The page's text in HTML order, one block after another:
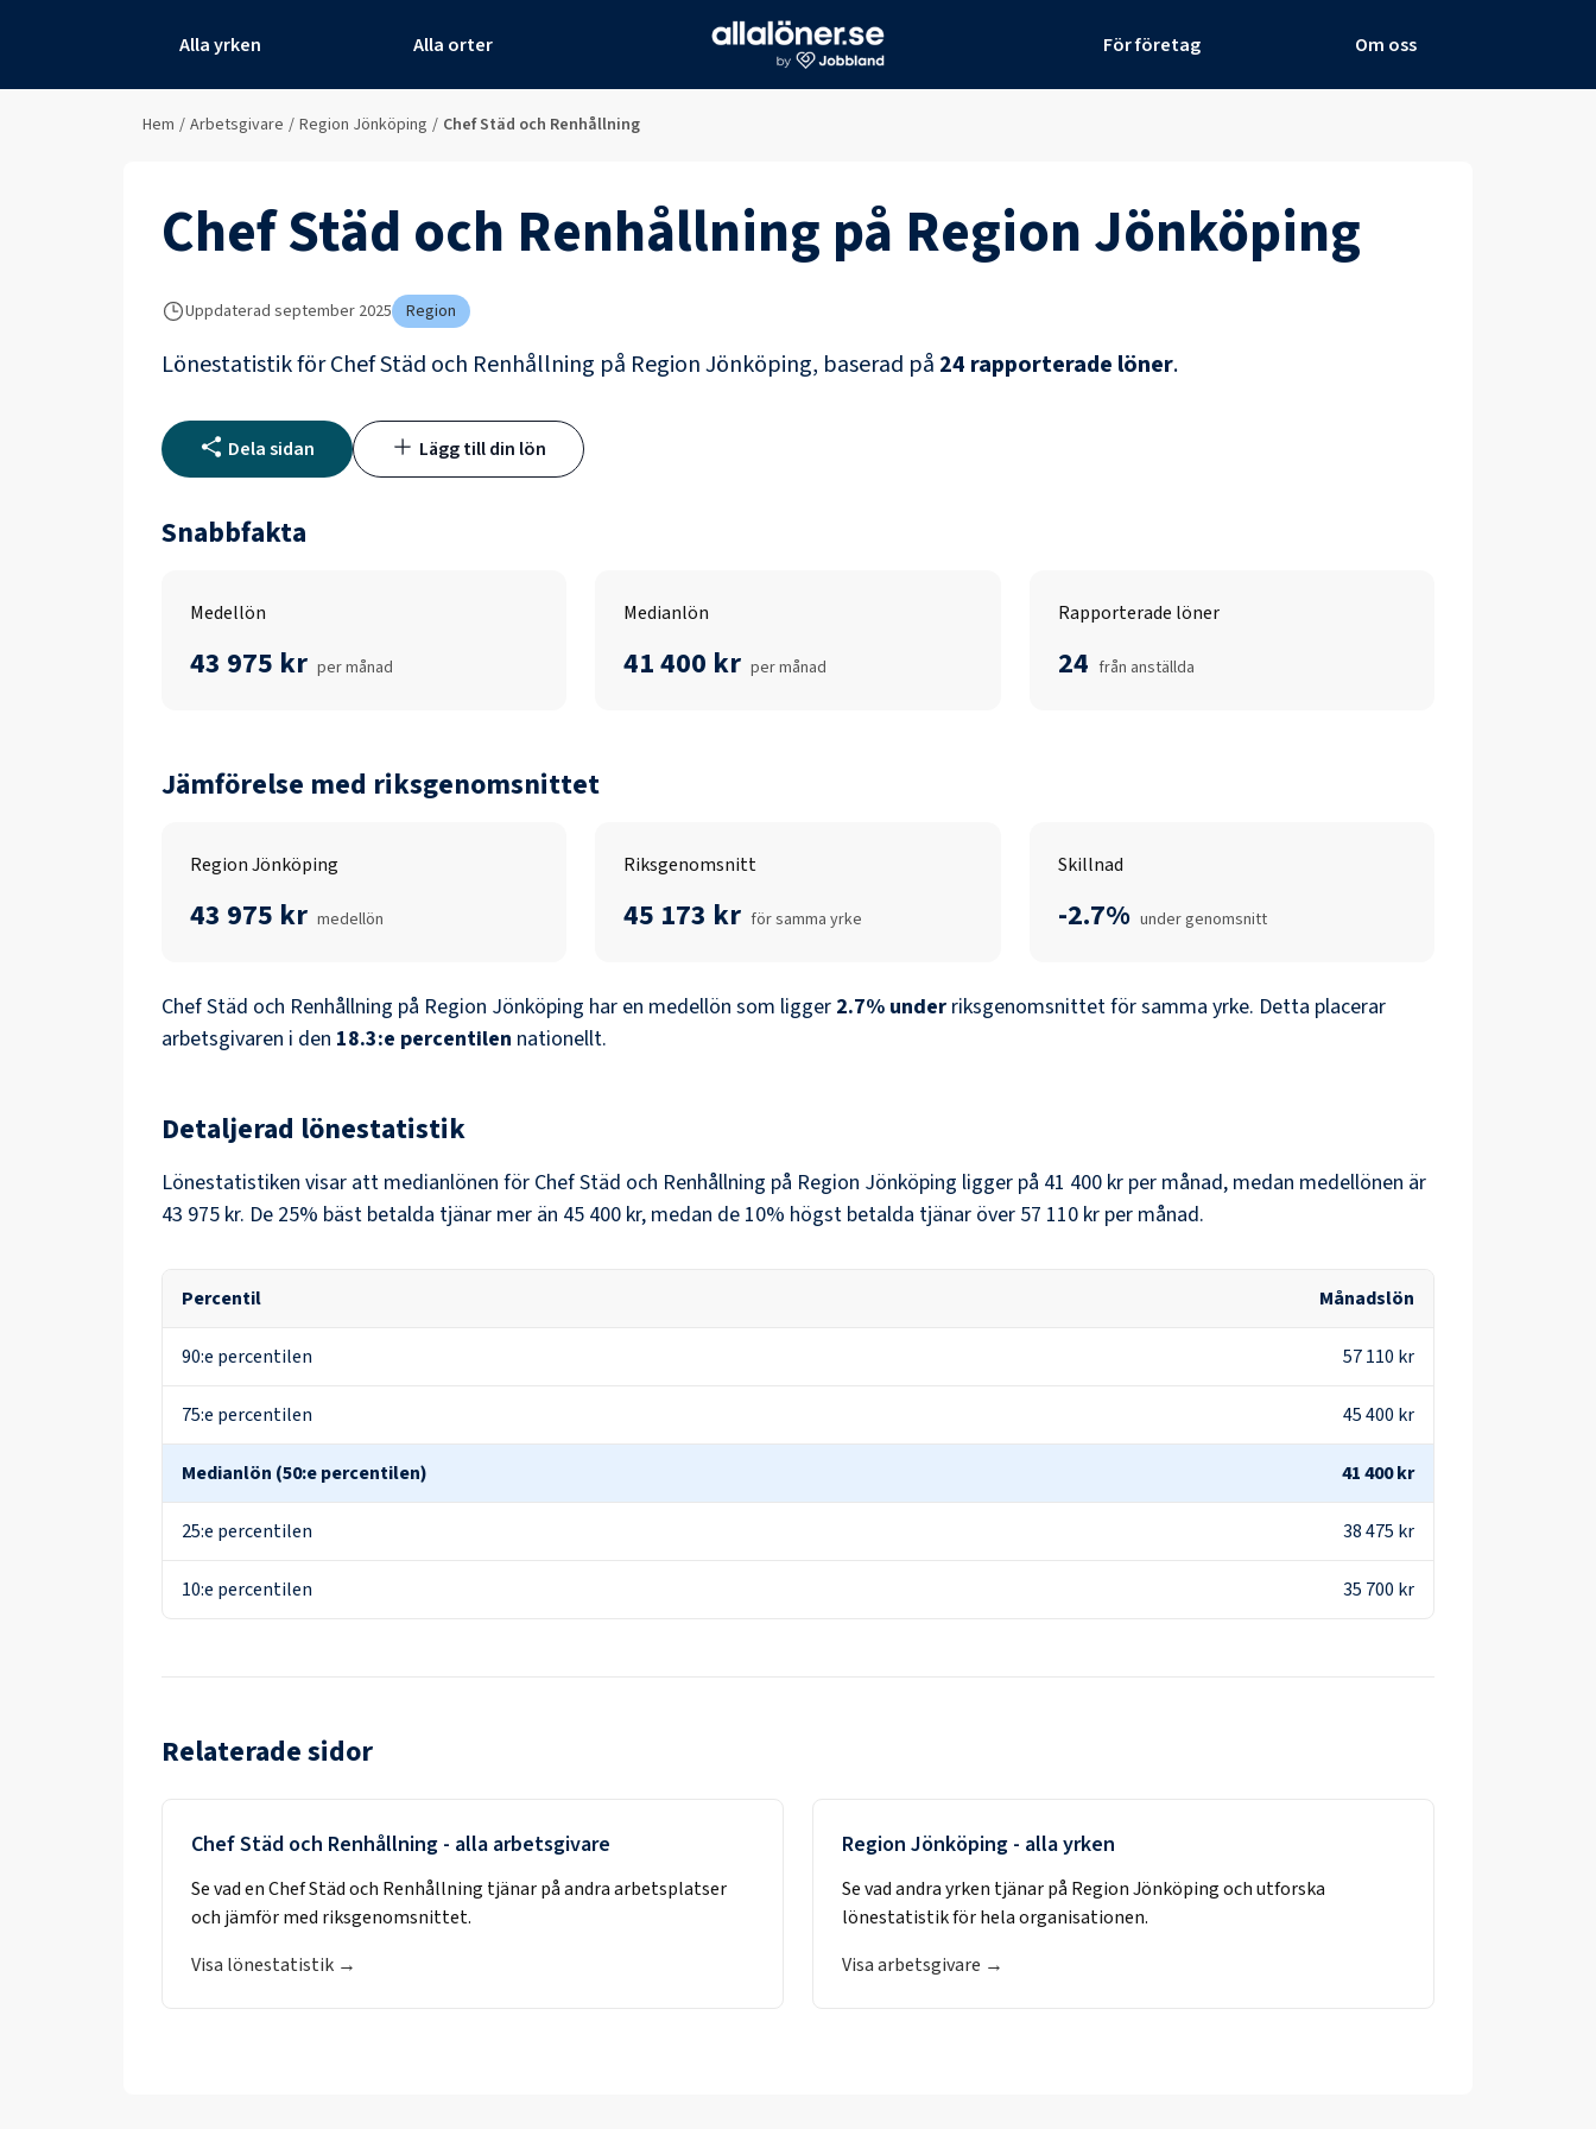
Alla yrken Alla orter För företag Om oss
Hem / Arbetsgivare / Region Jönköping / Chef Städ och Renhållning
Chef Städ och Renhållning på Region Jönköping
Uppdaterad september 2025 Region
Lönestatistik förChef Städ och Renhållning på Region Jönköping, baserad på 24 rapporterade löner.
Dela sidan Lägg till din lön
Snabbfakta
Medellön
43 975 kr per månad
Medianlön
41 400 kr per månad
Rapporterade löner
24 från anställda
Jämförelse med riksgenomsnittet
Region Jönköping
43 975 kr medellön
Riksgenomsnitt
45 173 kr för samma yrke
Skillnad
-2.7% under genomsnitt
Chef Städ och Renhållning på Region Jönköping har en medellön som ligger 2.7% under riksgenomsnittet för samma yrke. Detta placerar
arbetsgivaren i den 18.3:e percentilen nationellt.
Detaljerad lönestatistik
Lönestatistiken visar att medianlönen för Chef Städ och Renhållning på Region Jönköping ligger på 41 400 kr per månad, medan medellönen är
43 975 kr. De 25% bäst betalda tjänar mer än 45 400 kr, medan de 10% högst betalda tjänar över 57 110 kr per månad.
Percentil Månadslön
90:e percentilen 57 110 kr
75:e percentilen 45 400 kr
Medianlön (50:e percentilen) 41 400 kr
25:e percentilen 38 475 kr
10:e percentilen 35 700 kr
Relaterade sidor
Chef Städ och Renhållning - alla arbetsgivare
Se vad enChef Städ och Renhållning tjänar på andra arbetsplatser
och jämför med riksgenomsnittet.
Visa lönestatistik →
Region Jönköping - alla yrken
Se vad andra yrken tjänar på Region Jönköpingoch utforska
lönestatistik för hela organisationen.
Visa arbetsgivare →